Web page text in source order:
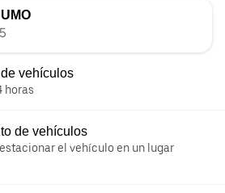
vehículos
horas
de vehículos
el vehículo en un lugar